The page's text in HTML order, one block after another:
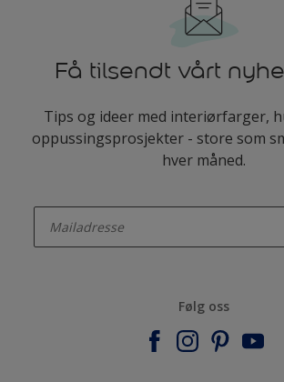
Få tilsendt vårt
Tips og ideer med interiørfarger,
oppussingsprosjekter - store som
hver måned.
Følg oss